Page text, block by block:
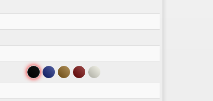
Đen Xanh Nâu Đỏ Trắng